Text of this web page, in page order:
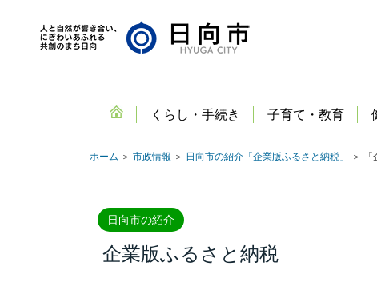
くらし・手続き 子育て・教育
ホーム ＞ 市政情報 ＞ 日向市の紹介「企業版ふるさと納税」 ＞
日向市の紹介
企業版ふるさと納税